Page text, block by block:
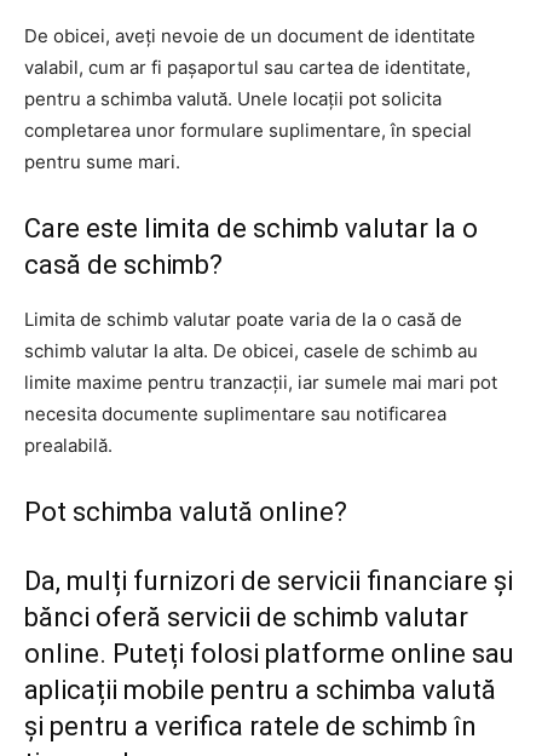
De obicei, aveți nevoie de un document de identitate
valabil, cum ar fi pașaportul sau cartea de identitate,
pentru a schimba valută. Unele locații pot solicita
completarea unor formulare suplimentare, în special
pentru sume mari.
Care este limita de schimb valutar la o
casă de schimb?
Limita de schimb valutar poate varia de la o casă de
schimb valutar la alta. De obicei, casele de schimb au
limite maxime pentru tranzacții, iar sumele mai mari pot
necesita documente suplimentare sau notificarea
prealabilă.
Pot schimba valută online?
Da, mulți furnizori de servicii financiare și
bănci oferă servicii de schimb valutar
online. Puteți folosi platforme online sau
aplicații mobile pentru a schimba valută
și pentru a verifica ratele de schimb în